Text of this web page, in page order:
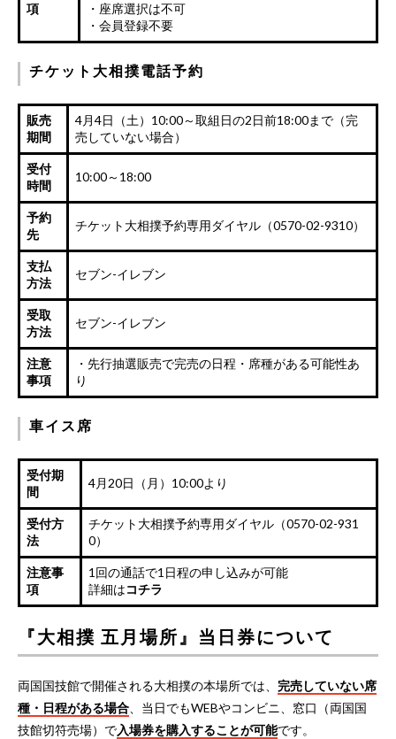
項
・座席選択は不可
・会員登録不要
チケット大相撲電話予約
販売
期間
4月4日（土）10:00～取組日の2日前18:00まで（完
売していない場合）
受付
時間
10:00～18:00
予約
先
チケット大相撲予約専用ダイヤル（0570-02-9310）
支払
方法
セブン-イレブン
受取
方法
セブン-イレブン
注意
事項
・先行抽選販売で完売の日程・席種がある可能性あ
り
車イス席
受付期
間
4月20日（月）10:00より
受付方
法
チケット大相撲予約専用ダイヤル（0570-02-931
0）
注意事
項
1回の通話で1日程の申し込みが可能
詳細はコチラ
『大相撲 五月場所』当日券について
両国国技館で開催される大相撲の本場所では、 完売していない席
種・日程がある場合 、当日でもWEBやコンビニ、窓口（両国国
技館切符売場）で入場券を購入することが可能です。